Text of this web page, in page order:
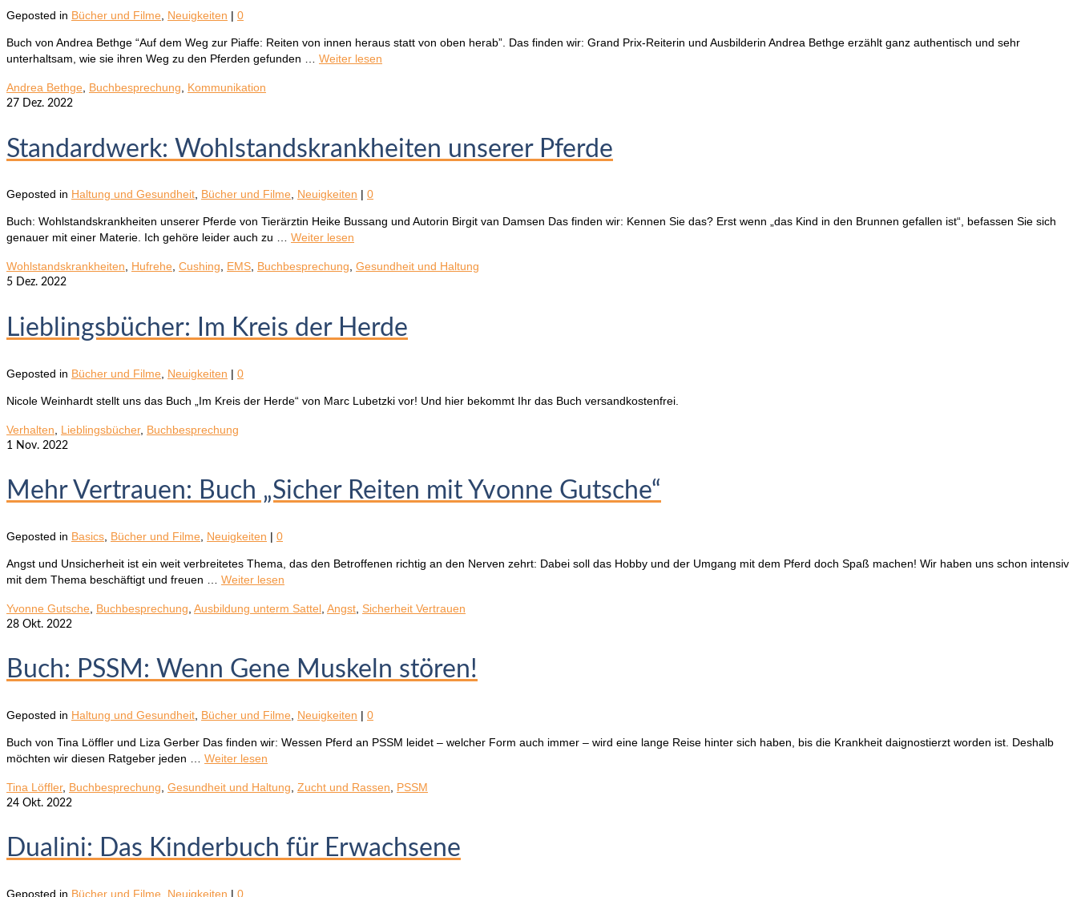
Geposted in Bücher und Filme, Neuigkeiten | 0
Buch von Andrea Bethge “Auf dem Weg zur Piaffe: Reiten von innen heraus statt von oben herab”. Das finden wir: Grand Prix-Reiterin und Ausbilderin Andrea Bethge erzählt ganz authentisch und sehr
unterhaltsam, wie sie ihren Weg zu den Pferden gefunden … Weiter lesen
Andrea Bethge, Buchbesprechung, Kommunikation
27 Dez. 2022
Standardwerk: Wohlstandskrankheiten unserer Pferde
Geposted in Haltung und Gesundheit, Bücher und Filme, Neuigkeiten | 0
Buch: Wohlstandskrankheiten unserer Pferde von Tierärztin Heike Bussang und Autorin Birgit van Damsen Das finden wir: Kennen Sie das? Erst wenn „das Kind in den Brunnen gefallen ist“, befassen Sie sich
genauer mit einer Materie. Ich gehöre leider auch zu … Weiter lesen
Wohlstandskrankheiten, Hufrehe, Cushing, EMS, Buchbesprechung, Gesundheit und Haltung
5 Dez. 2022
Lieblingsbücher: Im Kreis der Herde
Geposted in Bücher und Filme Neuigkeiten | 0
Nicole Weinhardt stellt uns das Buch „Im Kreis der Herde“ von Marc Lubetzki vor! Und hier bekommt Ihr das Buch versandkostenfrei.
Verhalten Lieblingsbücher, Buchbesprechung
1 Nov. 2022
Mehr Vertrauen: Buch „Sicher Reiten mit Yvonne Gutsche“
Geposted in Basics Bücher und Filme Neuigkeiten | 0
Angst und Unsicherheit ist ein weit verbreitetes Thema, das den Betroffenen richtig an den Nerven zehrt: Dabei soll das Hobby und der Umgang mit dem Pferd doch Spaß machen! Wir haben uns schon intensiv
mit dem Thema beschäftigt und freuen … Weiter lesen
Yvonne Gutsche Buchbesprechung Ausbildung unterm Sattel Angst Sicherheit Vertrauen
28 Okt. 2022
Buch: PSSM: Wenn Gene Muskeln stören!
Geposted in Haltung und Gesundheit Bücher und Filme Neuigkeiten | 0
Buch von Tina Löffler und Liza Gerber Das finden wir: Wessen Pferd an PSSM leidet – welcher Form auch immer – wird eine lange Reise hinter sich haben, bis die Krankheit daignostierzt worden ist. Deshalb
möchten wir diesen Ratgeber jeden … Weiter lesen
Tina Löffler, Buchbesprechung Gesundheit und Haltung Zucht und Rassen PSSM
24 Okt. 2022
Dualini: Das Kinderbuch für Erwachsene
Geposted in Bücher und Filme Neuigkeiten | 0